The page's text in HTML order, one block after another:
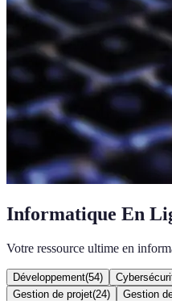
Informatique En
Votre ressource ultime en
Développement(54)
Gestion de projet(24) Gestion